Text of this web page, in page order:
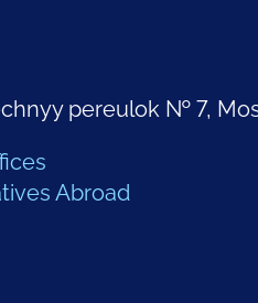
pereulok № 7,
Abroad